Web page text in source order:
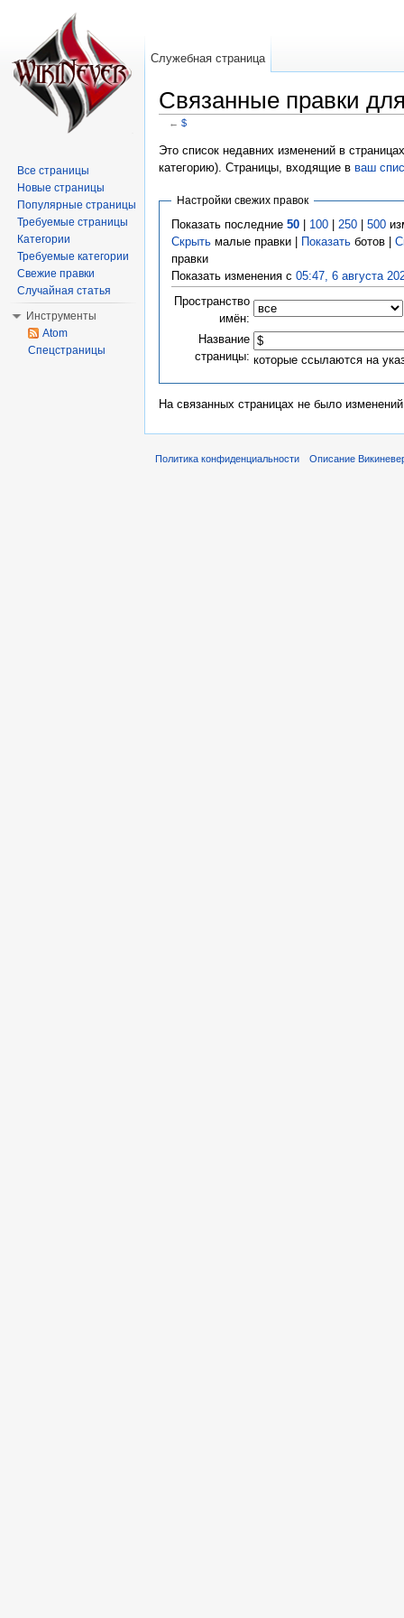
Связанные правки
← $
Это список недавних изменений в
категорию). Страницы, входящие в ваш
Настройки свежих правок
Показать последние 50| 100| 250| 500
Скрытьмалые правки | Показатьботов |
правки
Показать изменения с 05:47, 6 августа
Пространство
имён:
Название
страницы: которые ссылаются на
На связанных страницах не было
Служебная страница
Все страницы
Новые страницы
Популярные страницы
Требуемые страницы
Категории
Требуемые категории
Свежие правки
Случайная статья
Инструменты
Atom
Спецстраницы
Политика конфиденциальности Описание